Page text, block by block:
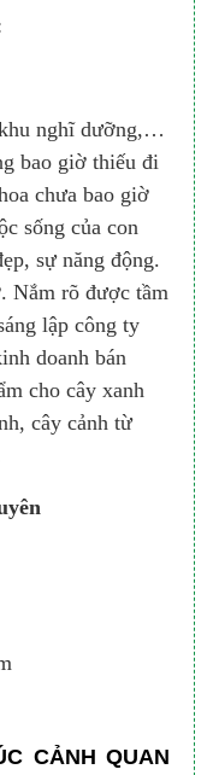
nghĩ dưỡng,…
bao giờ thiếu đi
chưa bao giờ
sống của con
sự năng động.
Nắm rõ được tầm
lập công ty
doanh bán
cho cây xanh
cây cảnh từ
CẢNH QUAN